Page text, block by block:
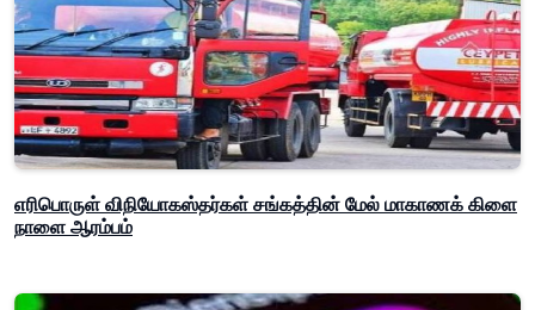
எரிபொருள் விநியோகஸ்தர்கள் சங்கத்தின் மேல் மாகாணக் கிளை
நாளை ஆரம்பம்